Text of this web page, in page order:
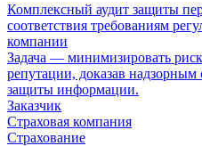
Комплексный аудит защиты
соответствия требованиям
компании
Задача — минимизировать
репутации, доказав надзорным
защиты информации.
Заказчик
Страховая компания
Страхование